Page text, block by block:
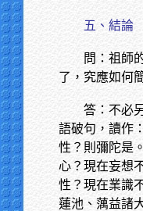
五、結論
問：祖師
了，究應如何
答：不必
語破句，讀作
性？則彌陀是
心？現在妄想
性？現在業識
蓮池、蕅益諸